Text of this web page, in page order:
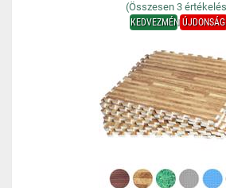
(Összesen 3
KEDVEZMÉNYÚJDONSÁG